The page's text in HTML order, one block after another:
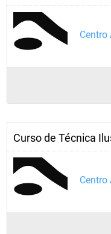
Centro
Curso de Técnica
Centro